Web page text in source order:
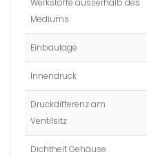
Mediums
Einbaulage
Innendruck
Druckdifferenz am
Ventilsitz
Dichtheit Gehäuse